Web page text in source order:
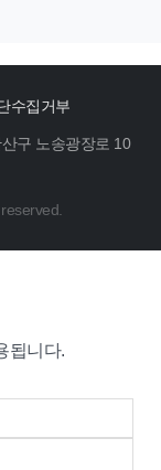
수집거부
구 노송광장로 10
됩니다.